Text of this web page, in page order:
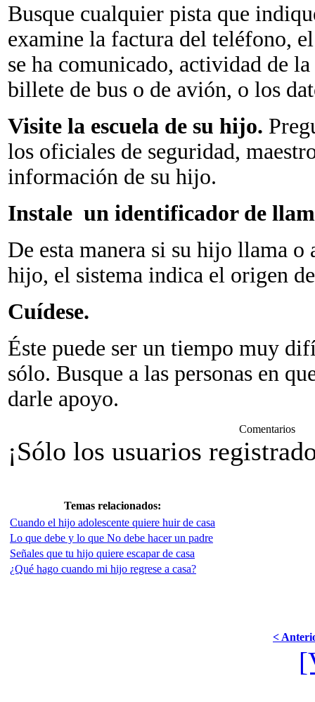
Busque cualquier pista que
examine la factura del teléfono,
se ha comunicado, actividad de
billete de bus o de avión, o los
Visite la escuela de su hijo.
los oficiales de seguridad,
información de su hijo.
Instale un identificador de
De esta manera si su hijo llama
hijo, el sistema indica el origen
Cuídese.
Éste puede ser un tiempo muy
sólo. Busque a las personas en
darle apoyo.
Comentarios
¡Sólo los usuarios
Temas relacionados:
Cuando el hijo adolescente quiere huir de casa
Lo que debe y lo que No debe hacer un padre
Señales que tu hijo quiere escapar de casa
¿Qué hago cuando mi hijo regrese a casa?
<